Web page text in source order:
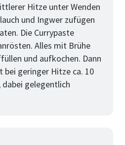
Hitze unter Wenden
und Ingwer zufügen
Die Currypaste
Alles mit Brühe
und aufkochen. Dann
bei geringer Hitze ca. 10
dabei gelegentlich